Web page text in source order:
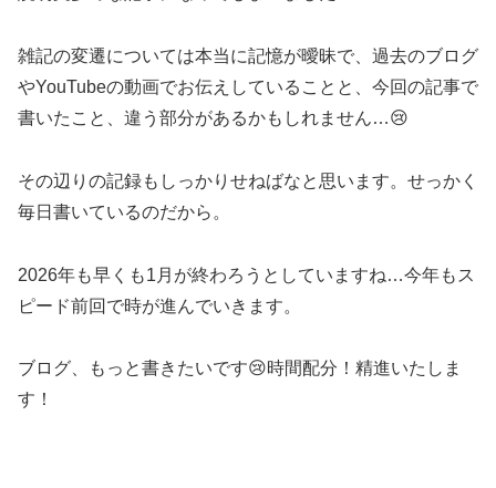
雑記の変遷については本当に記憶が曖昧で、過去のブログ
やYouTubeの動画でお伝えしていることと、今回の記事で
書いたこと、違う部分があるかもしれません…😢
その辺りの記録もしっかりせねばなと思います。せっかく
毎日書いているのだから。
2026年も早くも1月が終わろうとしていますね…今年もス
ピード前回で時が進んでいきます。
ブログ、もっと書きたいです😢時間配分！精進いたしま
す！